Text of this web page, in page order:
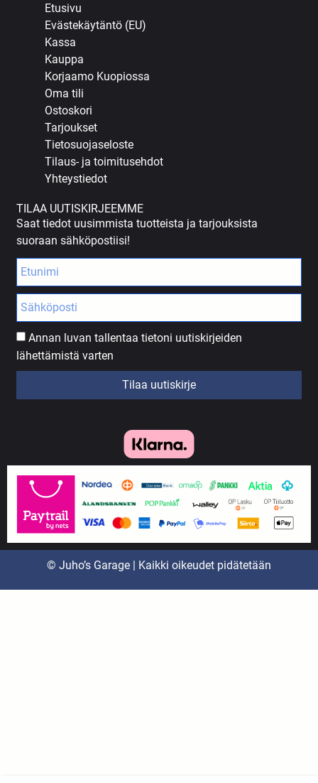
Etusivu
Evästekäytäntö (EU)
Kassa
Kauppa
Korjaamo Kuopiossa
Oma tili
Ostoskori
Tarjoukset
Tietosuojaseloste
Tilaus- ja toimitusehdot
Yhteystiedot
TILAA UUTISKIRJEEMME
Saat tiedot uusimmista tuotteista ja tarjouksista
suoraan sähköpostiisi!
Annan luvan tallentaa tietoni uutiskirjeiden
lähettämistä varten
Tilaa uutiskirje
© Juho’s Garage | Kaikki oikeudet pidätetään